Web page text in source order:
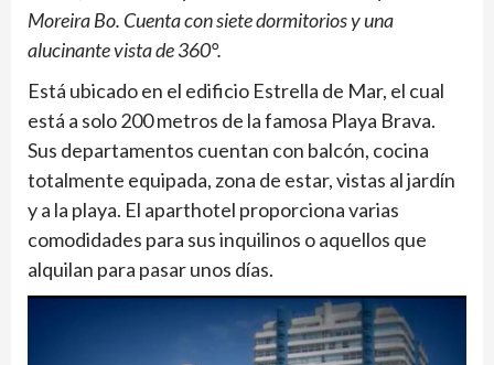
Moreira Bo. Cuenta con siete dormitorios y una
alucinante vista de 360°.
Está ubicado en el edificio Estrella de Mar, el cual
está a solo 200 metros de la famosa Playa Brava.
Sus departamentos cuentan con balcón, cocina
totalmente equipada, zona de estar, vistas al jardín
y a la playa. El aparthotel proporciona varias
comodidades para sus inquilinos o aquellos que
alquilan para pasar unos días.